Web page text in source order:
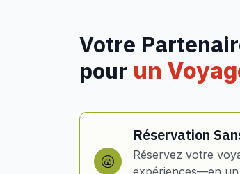
Votre
pour un
Réservation
Réservez votre
expériences—en